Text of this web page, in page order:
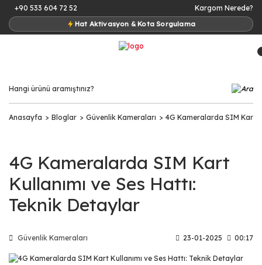
+90 533 604 72 52
Hat Aktivasyon & Kota Sorgulama
Kargom Nerede?
Anasayfa Bloglar Güvenlik Kameraları 4G Kameralarda SIM Kart
4G Kameralarda SIM Kart
Kullanımı ve Ses Hattı:
Teknik Detaylar
Güvenlik Kameraları 23-01-2025 00:17